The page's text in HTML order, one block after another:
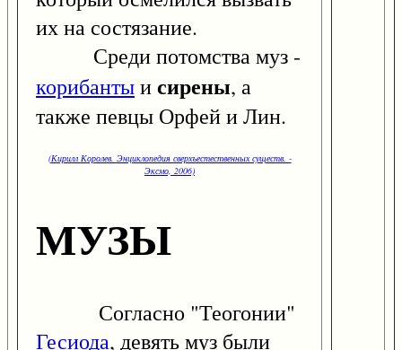
их на состязание.
Среди потомства муз -
корибантыисирены, а
также певцы Орфей и Лин.
(Кирилл Королев. Энциклопедия сверхъестественных существ. -
Эксмо, 2006)
МУЗЫ
Согласно "Теогонии"
Гесиода, девять муз были